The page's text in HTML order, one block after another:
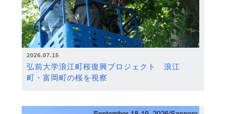
2026.07.15
弘前大学浪江町桜復興プロジェクト 浪江
町・富岡町の桜を視察